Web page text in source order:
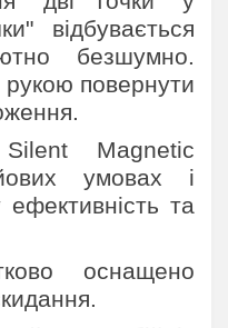
відбувається
безшумно.
повернути
Magnetic
умовах і
та
оснащено